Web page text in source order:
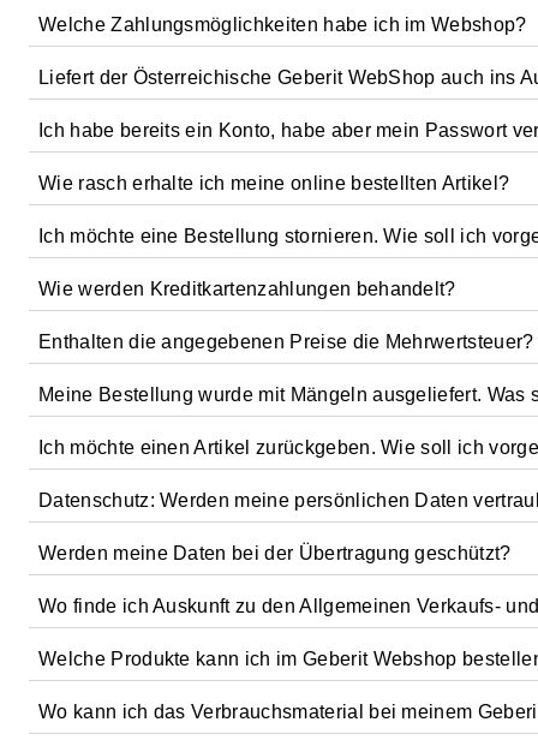
Schreiben Sie uns einen Brief:
Geberit Vertriebs GmbH
Gebertstraße 1
Ja, während des Bestellprozesses können Sie für
Welche Zahlungsmöglichkeiten habe ich im Webshop?
Alle Bestellungen können mit Kreditkarte bestellt werden.
Liefert der Österreichische Geberit WebShop auch ins
Nein, Lieferungen erfolgen nur in Österreich. Außerhalb
beziehen.
Ich habe bereits ein Konto, habe aber mein Passwort
Klicken Sie bitte auf der Hauptnavigation auf Geberit ID
Wie rasch erhalte ich meine online bestellten Artikel?
Die von Ihnen bestellten Artikel verlassen unser Werk in
Ich möchte eine Bestellung stornieren. Wie soll ich
Rufen Sie uns an:
Tel. 02742/401-500
Wie werden Kreditkartenzahlungen behandelt?
Kreditkartenzahlungen werden mit bewährter SSL-
unserem Auftrag im Zusammenhang mit den von Ihnen
keinem Dritten außer den Finanzinstituten, die für die
Kontoauszug in Zusammenhang mit Ihrer Bestellung bei
Enthalten die angegebenen Preise die Mehrwertsteuer?
Ja, alle Preisangaben verstehen sich inklusive
Meine Bestellung wurde mit Mängeln ausgeliefert. Was
Sollten Sie Mängel an gelieferter Ware feststellen,
Rufen Sie uns an:
Tel. 02742/401-500
Ich möchte einen Artikel zurückgeben. Wie soll ich
Geberit bietet Ihnen einen Kauf ohne Risiko. Sie haben 7
frankiert an untenstehende Adresse zurückzusenden.
Geberit Vertriebs GmbH
3140 Pottenbrunn/St. Pölten
Datenschutz: Werden meine persönlichen Daten
Bei Bestellungen im Geberit WebShop bitten wir Sie um
vertraulich behandelt und nicht an Dritte weitergeben.
Datenschutzrichtlinie
Werden meine Daten bei der Übertragung geschützt?
Ja, bei der Übertragung Ihrer Daten kommt die
Wo finde ich Auskunft zu den Allgemeinen Verkaufs-
Unsere AGB finden Sie hier: AGB's
Welche Produkte kann ich im Geberit Webshop
Im Geberit WebShop erhalten Endkunden Verbrauchs-
Wo kann ich das Verbrauchsmaterial bei meinem